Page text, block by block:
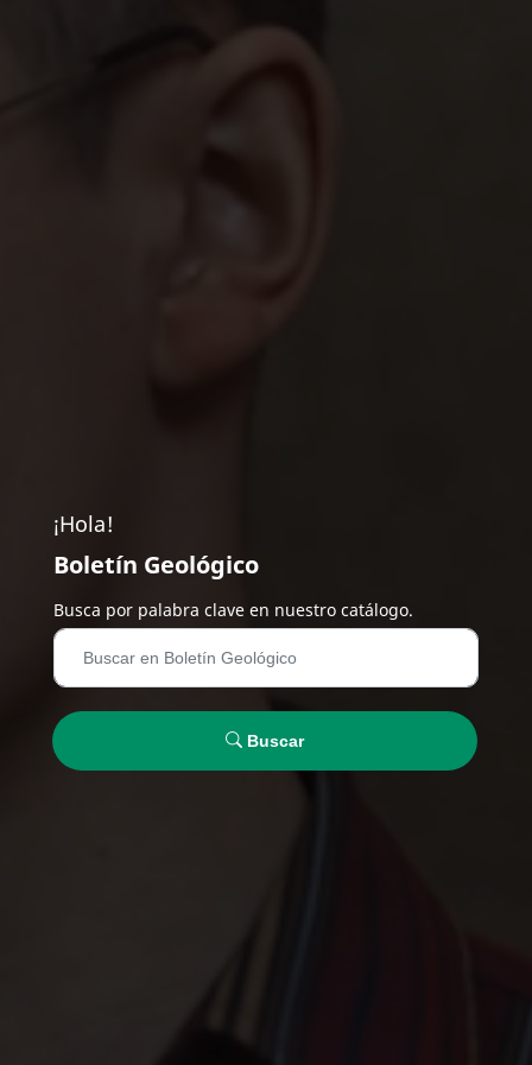
¡Hola!
Boletín Geológico
Busca por palabra clave en nuestro catálogo.
Buscar